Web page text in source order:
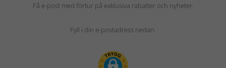
Få e-post med förtur på exklusiva rabatter och nyheter.
Fyll i din e-postadress nedan.